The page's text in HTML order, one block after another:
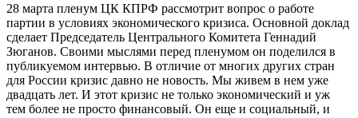
28 марта пленум ЦК КПРФ рассмотрит вопрос о работе
партии в условиях экономического кризиса. Основной доклад
сделает Председатель Центрального Комитета Геннадий
Зюганов. Своими мыслями перед пленумом он поделился в
публикуемом интервью. В отличие от многих других стран
для России кризис давно не новость. Мы живем в нем уже
двадцать лет. И этот кризис не только экономический и уж
тем более не просто финансовый. Он еще и социальный, и